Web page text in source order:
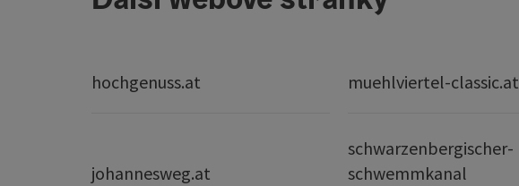
hochgenuss.at muehlviertel-classic.at
johannesweg.at
schwarzenbergischer-
schwemmkanal